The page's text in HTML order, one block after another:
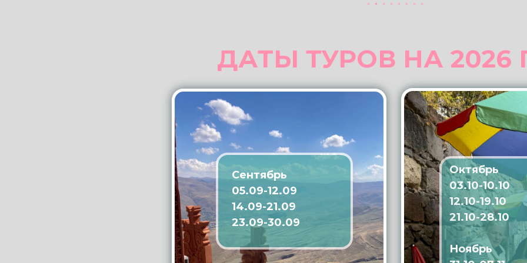
ДАТЫ ТУРОВ НА 2026
Сентябрь
05.09-12.09
14.09-21.09
23.09-30.09
Октябрь
03.10-10.10
12.10-19.10
21.10-28.10
Ноябрь